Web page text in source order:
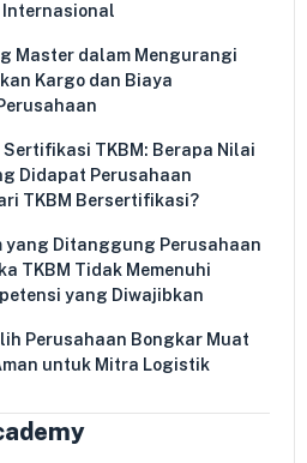
Internasional
Master dalam Mengurangi
Kargo dan Biaya
Sertifikasi TKBM: Berapa Nilai
Didapat Perusahaan
TKBM Bersertifikasi?
yang Ditanggung Perusahaan
TKBM Tidak Memenuhi
yang Diwajibkan
Perusahaan Bongkar Muat
untuk Mitra Logistik